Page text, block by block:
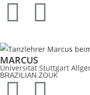
MARCUS
Universität Stuttgart
BRAZILIAN ZOUK